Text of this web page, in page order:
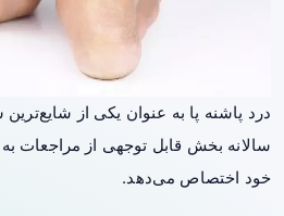
درد پاشنه پا به عنوان یکی از
سالانه بخش قابل توجهی از مراجعات
خود اختصاص می‌دهد.